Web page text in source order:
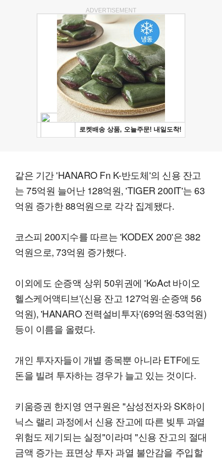
ADVERTISEMENT
같은 기간 'HANARO Fn K-반도체'의 신용 잔고
는 75억원 늘어난 128억원, 'TIGER 200IT'는 63
억원 증가한 88억원으로 각각 집계됐다.
코스피 200지수를 따르는 'KODEX 200'은 382
억원으로, 73억원 증가했다.
이외에도 순증액 상위 50위권에 'KoAct 바이오
헬스케어액티브'(신용 잔고 127억원·순증액 56
억원), 'HANARO 전력설비투자'(69억원·53억원)
등이 이름을 올렸다.
개인 투자자들이 개별 종목뿐 아니라 ETF에도
돈을 빌려 투자하는 경우가 늘고 있는 것이다.
키움증권 한지영 연구원은 "삼성전자와 SK하이
닉스 랠리 과정에서 신용 잔고에 따른 빚투 과열
위험도 제기되는 실정"이라며 "신용 잔고의 절대
금액 증가는 표면상 투자 과열 불안감을 주입할